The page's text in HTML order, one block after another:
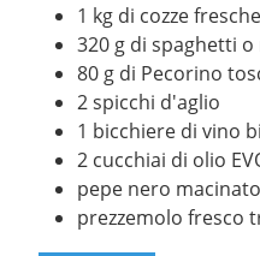
1 kg di cozze fresche
320 g di spaghetti o
80 g di Pecorino
2spicchi d'aglio
1 bicchiere di vino
2 cucchiai di olio
pepe nero
prezzemolo fresco